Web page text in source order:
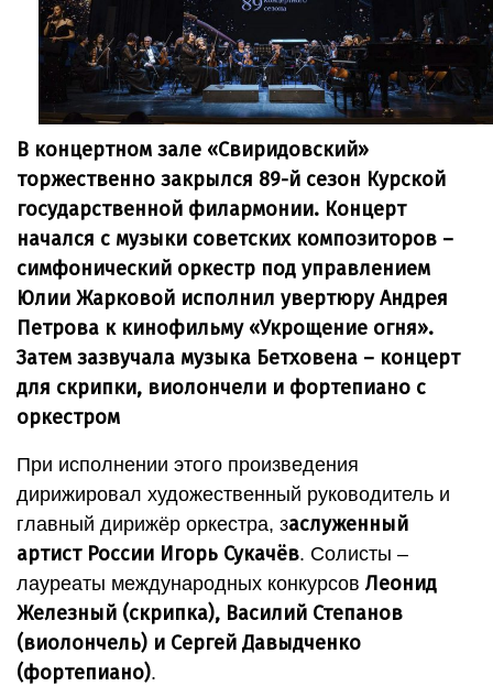
В концертном зале «Свиридовский»
торжественно закрылся 89-й сезон Курской
государственной филармонии. Концерт
начался с музыки советских композиторов –
симфонический оркестр под управлением
Юлии Жарковой исполнил увертюру Андрея
Петрова к кинофильму «Укрощение огня».
Затем зазвучала музыка Бетховена – концерт
для скрипки, виолончели и фортепиано с
оркестром
При исполнении этого произведения
дирижировал художественный руководитель и
главный дирижёр оркестра, заслуженный
артист России Игорь Сукачёв. Солисты –
лауреаты международных конкурсов Леонид
Железный (скрипка), Василий Степанов
(виолончель) и Сергей Давыдченко
(фортепиано).